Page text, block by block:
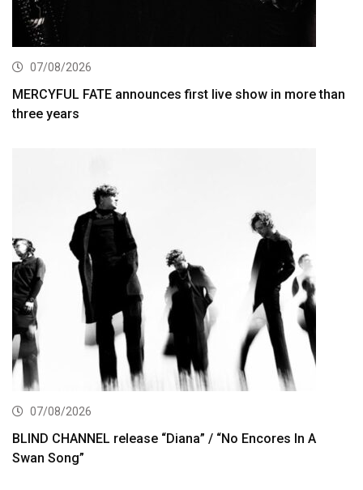
07/08/2026
MERCYFUL FATE announces first live show in more than
three years
07/08/2026
BLIND CHANNEL release “Diana” / “No Encores In A
Swan Song”